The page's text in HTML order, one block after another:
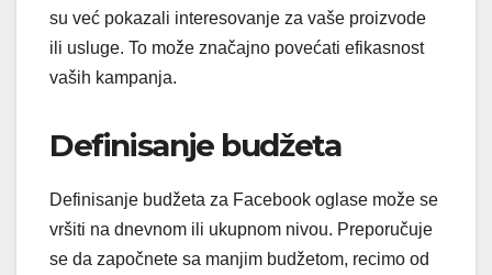
su već pokazali interesovanje za vaše proizvode
ili usluge. To može značajno povećati efikasnost
vaših kampanja.
Definisanje budžeta
Definisanje budžeta za Facebook oglase može se
vršiti na dnevnom ili ukupnom nivou. Preporučuje
se da započnete sa manjim budžetom, recimo od